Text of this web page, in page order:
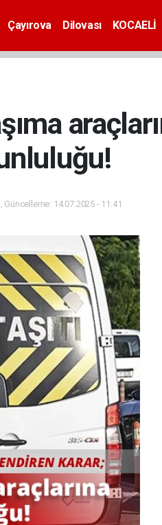
Çayırova Dilovası KOCAELİ
Güncelleme: 14.07.2025 - 11:41